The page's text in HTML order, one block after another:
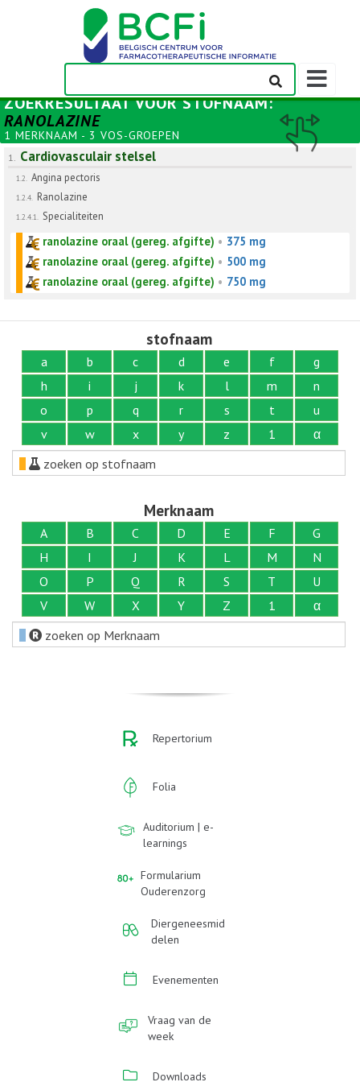
ZOEKRESULTAAT VOORSTOFNAAM:
RANOLAZINE
1 MERKNAAM - 3 VOS-GROEPEN
1. Cardiovasculair stelsel
1.2. Angina pectoris
1.2.4. Ranolazine
1.2.4.1. Specialiteiten
ranolazine oraal (gereg. afgifte) • 375 mg
ranolazine oraal (gereg. afgifte) • 500 mg
ranolazine oraal (gereg. afgifte) • 750 mg
stofnaam
a b c d e f
g
h
i j k l m
n
o
p q r s t
u
v
w x y z 1
α
zoeken op stofnaam
Merknaam
A B C D E F
G
H
I J K L M
N
O
P Q R S T
U
V
W X Y Z 1
α
zoeken op Merknaam
Repertorium
Folia
Auditorium | e-
learnings
Formularium
Ouderenzorg
Diergeneesmid
delen
Evenementen
Vraag van de
week
Downloads